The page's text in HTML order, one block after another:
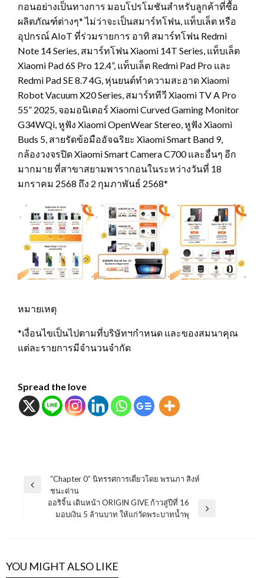
กอนอย่างเป็นทางการ มอบโปรโมชันสำหรับลูกค้าที่ซื้อ
ผลิตภัณฑ์ต่างๆ* ไม่ว่าจะเป็นสมาร์ทโฟน, แท็บเล็ต หรือ
อุปกรณ์ AIoT ที่ร่วมรายการ อาทิ สมาร์ทโฟน Redmi
Note 14 Series, สมาร์ทโฟน Xiaomi 14T Series, แท็บเล็ต
Xiaomi Pad 6S Pro 12.4”, แท็บเล็ต Redmi Pad Pro และ
Redmi Pad SE 8.7 4G, หุ่นยนต์ทำความสะอาด Xiaomi
Robot Vacuum X20 Series, สมาร์ททีวี Xiaomi TV A Pro
55” 2025, จอมอนิเตอร์ Xiaomi Curved Gaming Monitor
G34WQi, หูฟัง Xiaomi OpenWear Stereo, หูฟัง Xiaomi
Buds 5, สายรัดข้อมืออัจฉริยะ Xiaomi Smart Band 9,
กล้องวงจรปิด Xiaomi Smart Camera C700 และอื่นๆ อีก
มากมาย ที่สาขาสยามพารากอนในระหว่างวันที่ 18
มกราคม 2568 ถึง 2 กุมภาพันธ์ 2568*
หมายเหตุ
*เงื่อนไขเป็นไปตามที่บริษัทฯกำหนด และของสมนาคุณ
แต่ละรายการมีจำนวนจำกัด
Spread the love
แนะแนว
Previous
“Chapter 0” นิทรรศการเดี่ยวโดย พรนภา สิงห์
ชนะด่าน
ออริจิ้น เดินหน้า ORIGIN GIVE ก้าวสู่ปีที่ 16
มอบเงิน 5 ล้านบาท ให้แก่วัดพระบาทน้ำพุ
YOU MIGHT ALSO LIKE